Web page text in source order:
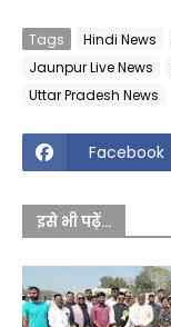
Tags Hindi News
Jaunpur Live News
Uttar Pradesh News
Facebook
इसे भी पढ़ें...